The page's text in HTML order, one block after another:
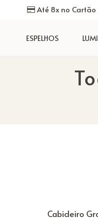
Até 8x no Cartão
ESPELHOS
Cabideiro